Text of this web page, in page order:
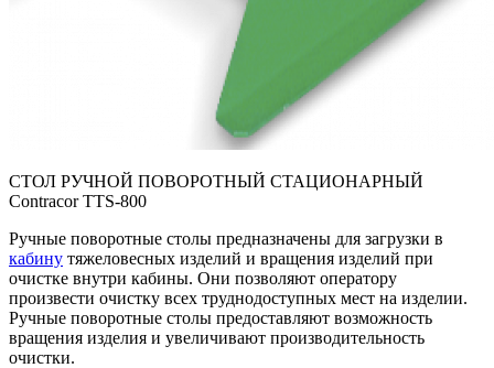
СТОЛ РУЧНОЙ ПОВОРОТНЫЙ СТАЦИОНАРНЫЙ
Contracor TTS-800
Ручные поворотные столы предназначены для загрузки в
кабину тяжеловесных изделий и вращения изделий при
очистке внутри кабины. Они позволяют оператору
произвести очистку всех труднодоступных мест на изделии.
Ручные поворотные столы предоставляют возможность
вращения изделия и увеличивают производительность
очистки.